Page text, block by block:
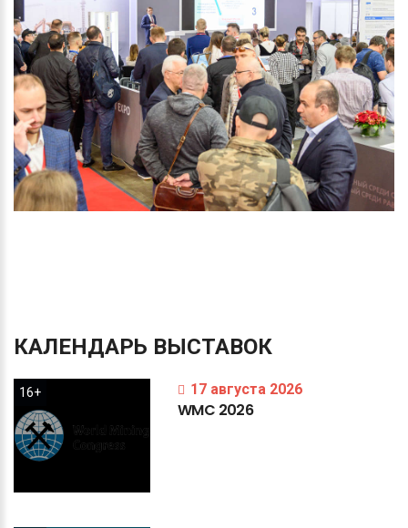
КАЛЕНДАРЬ ВЫСТАВОК
16+ 17 августа 2026
WMC 2026